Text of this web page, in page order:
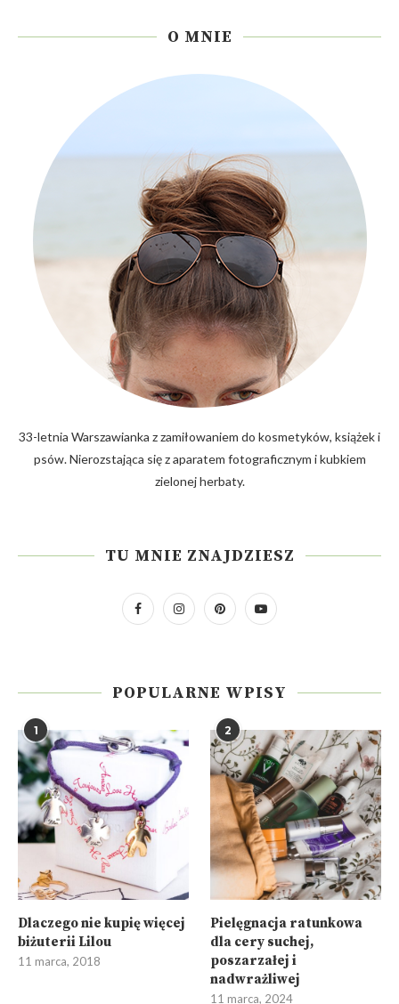
O MNIE
33-letnia Warszawianka z zamiłowaniem do kosmetyków, książek i
psów. Nierozstająca się z aparatem fotograficznym i kubkiem
zielonej herbaty.
TU MNIE ZNAJDZIESZ
POPULARNE WPISY
1
Dlaczego nie kupię więcej
biżuterii Lilou
11 marca, 2018
2
Pielęgnacja ratunkowa
dla cery suchej,
poszarzałej i
nadwrażliwej
11 marca, 2024